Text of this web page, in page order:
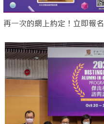
再一次的網上約定！立即報